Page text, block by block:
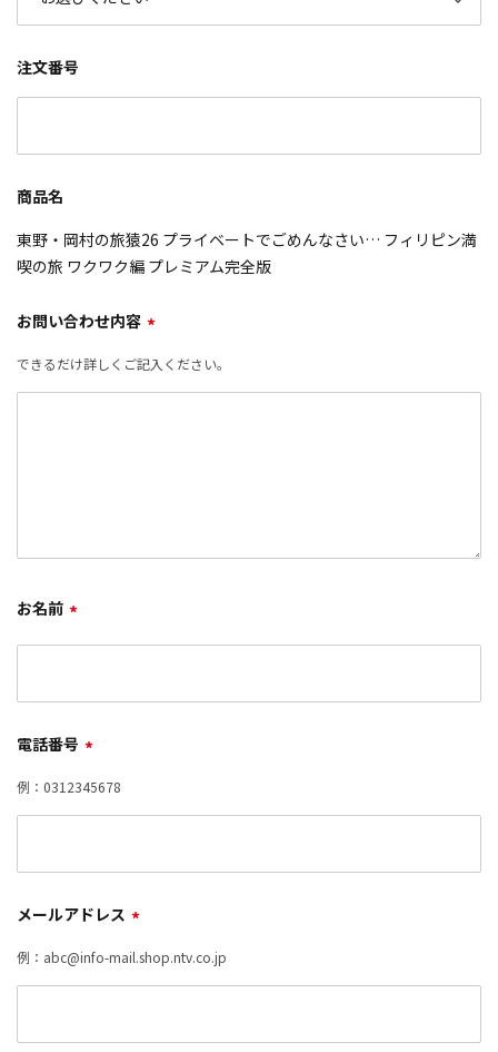
注文番号
商品名
東野・岡村の旅猿26 プライベートでごめんなさい… フィリピン満
喫の旅 ワクワク編 プレミアム完全版
お問い合わせ内容 *
できるだけ詳しくご記入ください。
お名前 *
電話番号 *
例：0312345678
メールアドレス *
例：abc@info-mail.shop.ntv.co.jp